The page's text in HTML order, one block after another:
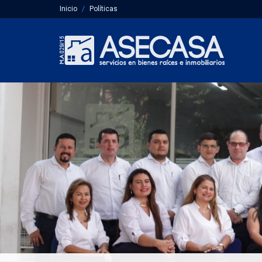
Inicio Políticas